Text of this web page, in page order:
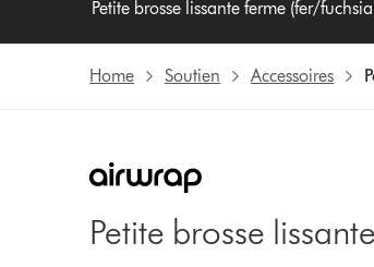
Petite brosse lissante ferme (fer/
Home Soutien Accessoires
Petite brosse